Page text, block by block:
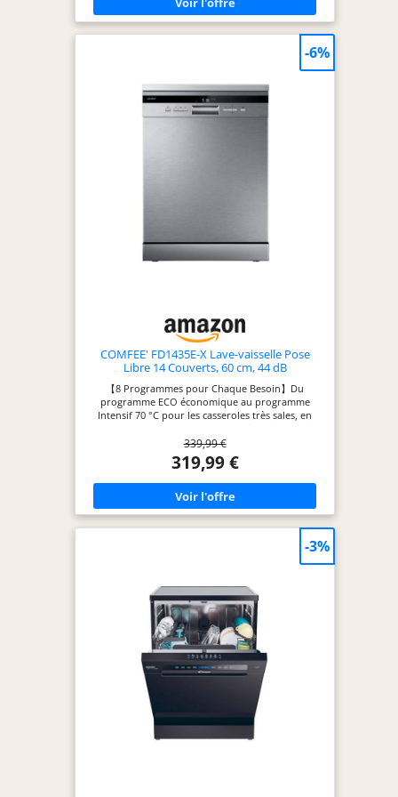
pour les cycles Rapide et Autonettoyant) sans qu'il
soit nécessaire d’utiliser une serviette
Choisissez le programme rapide pour obtenir des
vaisselles étincelantes et propres en 30 minutes si
vous êtes pressé. 【Lavage Hygiénique à 72 °C】En
maintenant la température de l'eau à 72 °C, le
lavage hygiénique permet d'éliminer les taches les
plus tenaces, pour une vaisselle et des verres
*Veuillez noter qu'un peu d'eau résiduelle est
normale pour un nouveau appareil.
COMFEE' FD1435E-X Lave-vaisselle Pose
Libre 14 Couverts, 60 cm, 44 dB
【8 Programmes pour Chaque Besoin】Du
programme ECO économique au programme
Intensif 70 °C pour les casseroles très sales, en
ajuste automatiquement la température et la
durée en fonction du niveau de saleté détecté.
【Séchage Parfait avec Ouverture Automatique】
Vous craignez toujours que votre vaisselle reste
humide une fois le programme terminé ? Ce lave-
vaisselle doté d’une fonction de séchage par
pour les ustensiles en plastique. (Cette fonction
est sélectionnée par défaut. Vous pouvez la
automatique.) 【Lavage Automatique avec
Détection de la Saleté】Le système de détection
intelligent COMFEE' détecte le niveau de saleté de
la vaisselle et, en conséquence, l’appareil
sélectionne le cycle optimal, ce qui permet
d’économiser considérablement de l’énergie et du
temps. 【Silence Extrême 44 dB】Avec un niveau
sonore de seulement 44 dB, certifié classe B, vous
pouvez le lancer la nuit pendant votre sommeil
sans l’entendre, idéal pour les cuisines ouvertes
sur le salon. 【Fonctionnement Intuitif et Écran
Anti-traces】Découvrez une nouvelle façon de
339,99 €
319,99 €
-6%
-3%